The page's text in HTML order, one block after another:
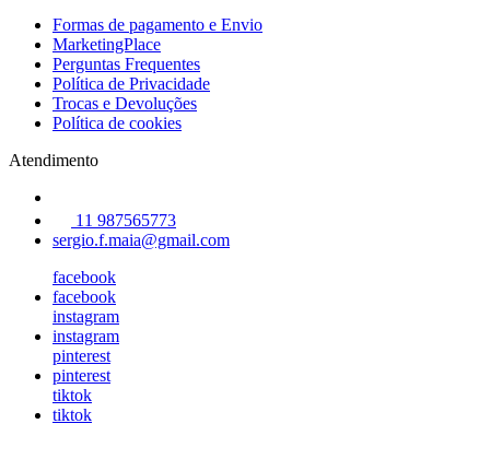
Formas de pagamento e Envio
MarketingPlace
Perguntas Frequentes
Política de Privacidade
Trocas e Devoluções
Política de cookies
Atendimento
11 987565773
sergio.f.maia@gmail.com
facebook
facebook
instagram
instagram
pinterest
pinterest
tiktok
tiktok